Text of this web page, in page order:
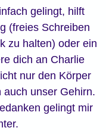
gelingt, hilft
(freies Schreiben
zu halten) oder ein
dich an Charlie
nur den Körper
unser Gehirn.
gelingt mir